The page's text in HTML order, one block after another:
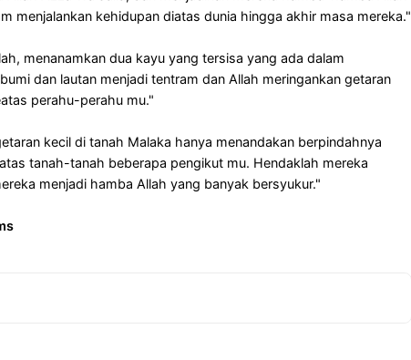
menjalankan kehidupan diatas dunia hingga akhir masa mereka."
menanamkan dua kayu yang tersisa yang ada dalam
dan lautan menjadi tentram dan Allah meringankan getaran
perahu-perahu mu."
kecil di tanah Malaka hanya menandakan berpindahnya
tanah-tanah beberapa pengikut mu. Hendaklah mereka
menjadi hamba Allah yang banyak bersyukur."